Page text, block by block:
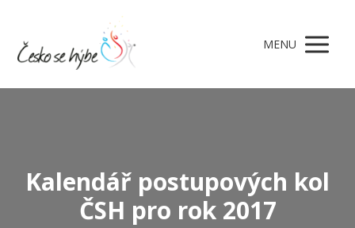
MENU
Kalendář postupových kol
ČSH pro rok 2017